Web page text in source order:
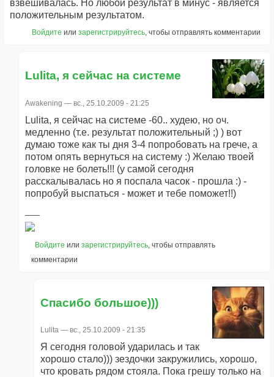
взвешивалась. Но любой результат в минус - является
положительным результатом.
Войдите или зарегистрируйтесь, чтобы отправлять комментарии
Lulita, я сейчас на системе
Awakening — вс., 25.10.2009 - 21:25
Lulita, я сейчас на системе -60.. худею, но оч.
медленно (т.е. результат положительный ;) ) вот
думаю тоже как ты дня 3-4 попробовать на грече, а
потом опять вернуться на систему :) Желаю твоей
головке не болеть!!! (у самой сегодня
расскалывалась но я поспала часок - прошла :) -
попробуй выспаться - может и тебе поможет!!)
Войдите или зарегистрируйтесь , чтобы отправлять
комментарии
Спасибо большое)))
Lulita — вс., 25.10.2009 - 21:35
Я сегодня головой ударилась и так
хорошо стало))) зездочки закружились, хорошо,
что кровать рядом стояла. Пока грешу только на